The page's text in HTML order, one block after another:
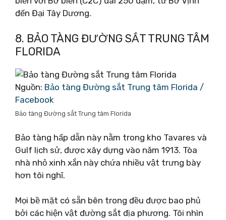
đến Đại Tây Dương.
8. BẢO TÀNG ĐƯỜNG SẮT TRUNG TÂM
FLORIDA
Nguồn: Bảo tàng Đường sắt Trung tâm Florida /
Facebook
Bảo tàng Đường sắt Trung tâm Florida
Bảo tàng hấp dẫn này nằm trong kho Tavares và
Gulf lịch sử, được xây dựng vào năm 1913. Tòa
nhà nhỏ xinh xắn này chứa nhiều vật trưng bày
hơn tôi nghĩ.
Mọi bề mặt có sẵn bên trong đều được bao phủ
bởi các hiện vật đường sắt địa phương. Tôi nhìn